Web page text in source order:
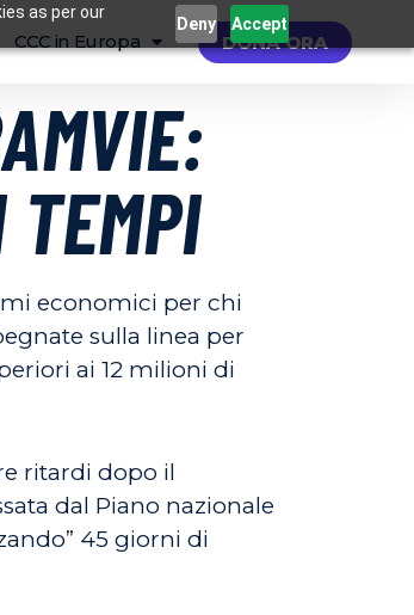
as per our
Deny Accept
CCC in Europa DONA ORA
TEMPI
economici per chi
sulla linea per
ai 12 milioni di
ritardi dopo il
dal Piano nazionale
45 giorni di